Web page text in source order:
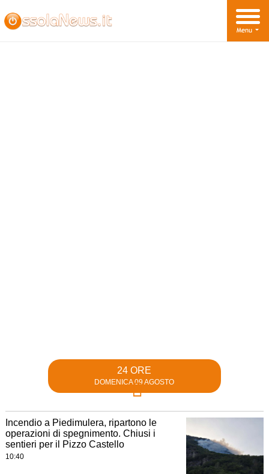
24 ORE
DOMENICA 09 AGOSTO
Incendio a Piedimulera, ripartono le
operazioni di spegnimento. Chiusi i
sentieri per il Pizzo Castello
10:40